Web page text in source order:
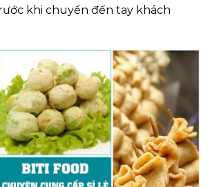
khi chuyển đến tay khách